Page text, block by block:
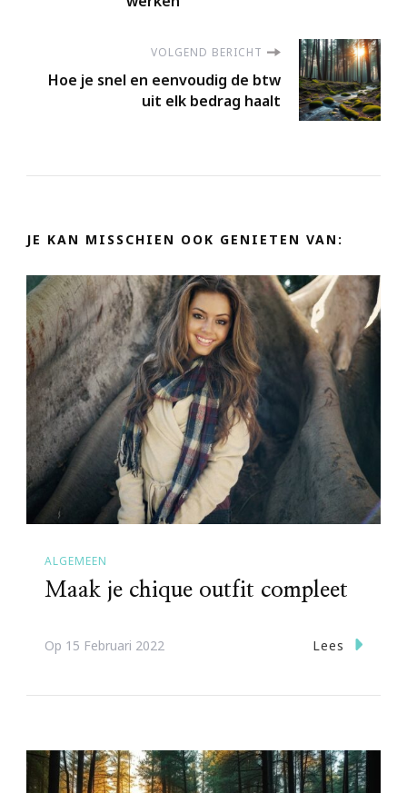
VOLGEND BERICHT
Hoe je snel en eenvoudig de btw
uit elk bedrag haalt
JE KAN MISSCHIEN OOK GENIETEN VAN:
ALGEMEEN
Maak je chique outfit compleet
Op 15 Februari 2022 Lees